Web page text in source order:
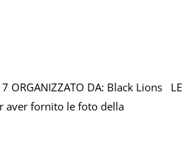
ORGANIZZATO DA: Black Lions LE
aver fornito le foto della